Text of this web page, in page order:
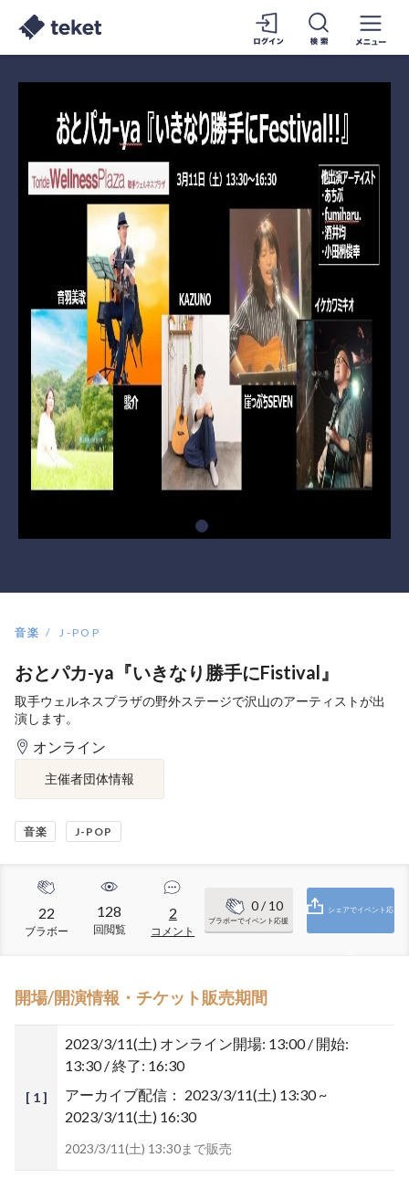
音楽 J-POP
おとパカ-ya『いきなり勝手にFistival』
取手ウェルネスプラザの野外ステージで沢山のアーティストが出
演します。
オンライン
主催者団体情報
音楽 J-POP
22
ブラボー
128
回閲覧
2
コメント
0/ 10
ブラボーでイベント応援
シェアでイベント応
開場/開演情報・チケット販売期間
[ 1 ]
2023/3/11(土) オンライン開場: 13:00 / 開始:
13:30 / 終了: 16:30
アーカイブ配信： 2023/3/11(土) 13:30 ~
2023/3/11(土) 16:30
2023/3/11(土) 13:30まで販売